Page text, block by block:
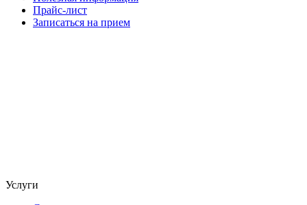
Прайс-лист
Записаться на прием
Услуги